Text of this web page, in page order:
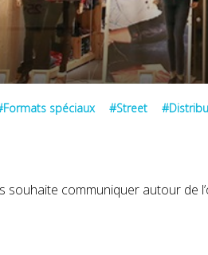
spéciaux #Street
souhaite communiquer autour de